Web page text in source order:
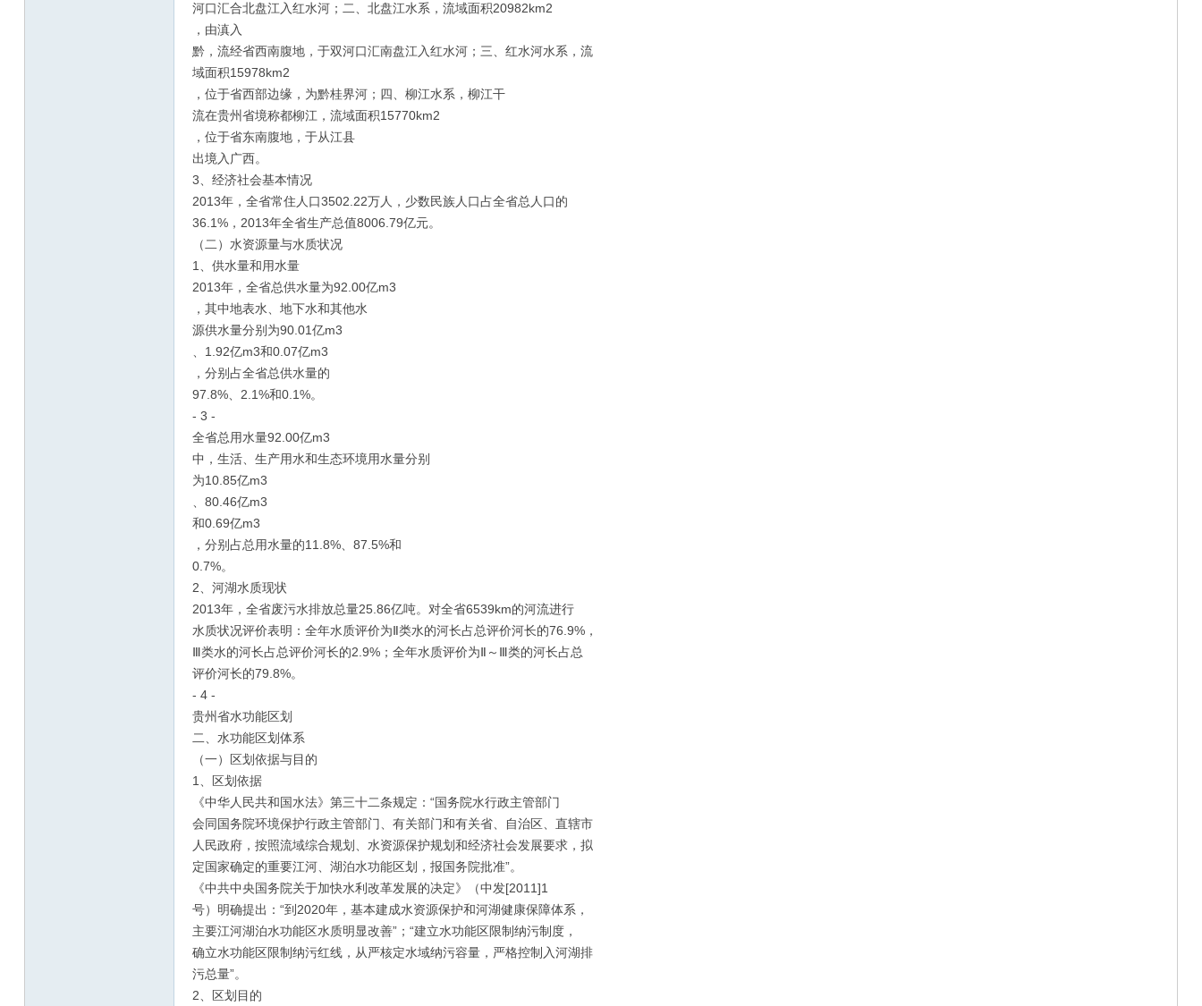
河口汇合北盘江入红水河；二、北盘江水系，流域面积20982km2
，由滇入
黔，流经省西南腹地，于双河口汇南盘江入红水河；三、红水河水系，流
域面积15978km2
，位于省西部边缘，为黔桂界河；四、柳江水系，柳江干
流在贵州省境称都柳江，流域面积15770km2
，位于省东南腹地，于从江县
出境入广西。
3、经济社会基本情况
2013年，全省常住人口3502.22万人，少数民族人口占全省总人口的
36.1%，2013年全省生产总值8006.79亿元。
（二）水资源量与水质状况
1、供水量和用水量
2013年，全省总供水量为92.00亿m3
，其中地表水、地下水和其他水
源供水量分别为90.01亿m3
、1.92亿m3和0.07亿m3
，分别占全省总供水量的
97.8%、2.1%和0.1%。
- 3 -
全省总用水量92.00亿m3
中，生活、生产用水和生态环境用水量分别
为10.85亿m3
、80.46亿m3
和0.69亿m3
，分别占总用水量的11.8%、87.5%和
0.7%。
2、河湖水质现状
2013年，全省废污水排放总量25.86亿吨。对全省6539km的河流进行
水质状况评价表明：全年水质评价为Ⅱ类水的河长占总评价河长的76.9%，
Ⅲ类水的河长占总评价河长的2.9%；全年水质评价为Ⅱ～Ⅲ类的河长占总
评价河长的79.8%。
- 4 -
贵州省水功能区划
二、水功能区划体系
（一）区划依据与目的
1、区划依据
《中华人民共和国水法》第三十二条规定：“国务院水行政主管部门
会同国务院环境保护行政主管部门、有关部门和有关省、自治区、直辖市
人民政府，按照流域综合规划、水资源保护规划和经济社会发展要求，拟
定国家确定的重要江河、湖泊水功能区划，报国务院批准”。
《中共中央国务院关于加快水利改革发展的决定》（中发[2011]1
号）明确提出：“到2020年，基本建成水资源保护和河湖健康保障体系，
主要江河湖泊水功能区水质明显改善”；“建立水功能区限制纳污制度，
确立水功能区限制纳污红线，从严核定水域纳污容量，严格控制入河湖排
污总量”。
2、区划目的